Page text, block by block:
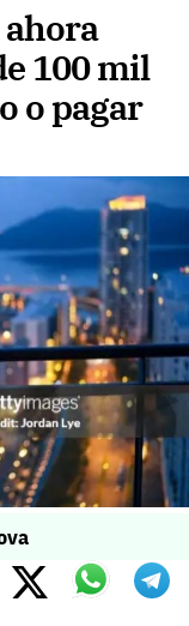
100 mil
o pagar